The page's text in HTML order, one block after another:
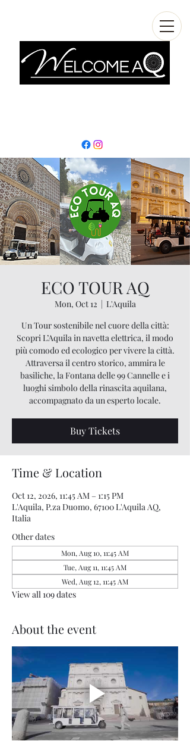
ECO TOUR AQ
Mon, Oct 12
  |
L'Aquila
Un Tour sostenibile nel cuore della città:
Scopri L’Aquila in navetta elettrica, il modo
più comodo ed ecologico per vivere la città.
Attraversa il centro storico, ammira le
basiliche, la Fontana delle 99 Cannelle e i
luoghi simbolo della rinascita aquilana,
accompagnato da un esperto locale.
Buy Tickets
Time & Location
Oct 12, 2026, 11:45 AM – 1:15 PM
L'Aquila, P.za Duomo, 67100 L'Aquila AQ,
Italia
Other dates
Mon, Aug 10, 11:45 AM
Tue, Aug 11, 11:45 AM
Wed, Aug 12, 11:45 AM
View all 109 dates
About the event